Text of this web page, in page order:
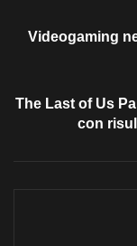
Videogaming
The Last of Us
con